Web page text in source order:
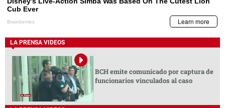
LA PRENSA VIDEOS
BCH emite comunicado por captura de
funcionarios vinculados al caso